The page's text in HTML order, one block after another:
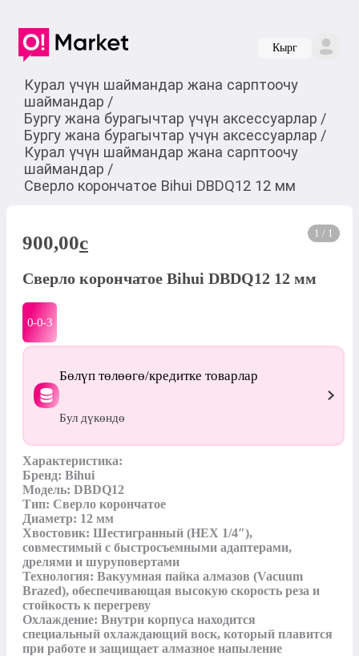
Кырг
Курал үчүн шаймандар жана сарптоочу
шаймандар /
Бургу жана бурагычтар үчүн аксессуарлар /
Бургу жана бурагычтар үчүн аксессуарлар /
Курал үчүн шаймандар жана сарптоочу
шаймандар /
Сверло корончатое Bihui DBDQ12 12 мм
1 / 1
900,00c
Сверло корончатое Bihui DBDQ12 12 мм
0-0-3
Бөлүп төлөөгө/кредитке товарлар
Бул дүкөндө
Характеристика:
Бренд: Bihui
Модель: DBDQ12
Тип: Сверло корончатое
Диаметр: 12 мм
Хвостовик: Шестигранный (HEX 1/4″),
совместимый с быстросъемными адаптерами,
дрелями и шуруповертами
Технология: Вакуумная пайка алмазов (Vacuum
Brazed), обеспечивающая высокую скорость реза и
стойкость к перегреву
Охлаждение: Внутри корпуса находится
специальный охлаждающий воск, который плавится
при работе и защищает алмазное напыление